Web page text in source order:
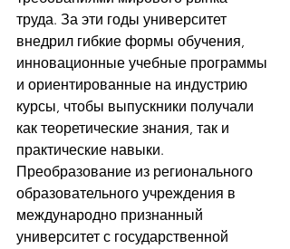
труда. За эти годы университет
внедрил гибкие формы обучения,
инновационные учебные программы
и ориентированные на индустрию
курсы, чтобы выпускники получали
как теоретические знания, так и
практические навыки.
Преобразование из регионального
образовательного учреждения в
международно признанный
университет с государственной